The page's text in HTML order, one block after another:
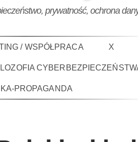
prywatność, ochrona
/ WSPÓŁPRACA X
PROPAGANDA